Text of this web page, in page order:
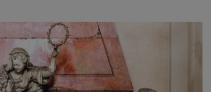
desítkami tisíc příslušnic svého
jeden z nejdokonalejších